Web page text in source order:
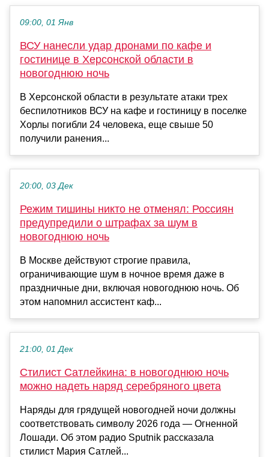
09:00, 01 Янв
ВСУ нанесли удар дронами по кафе и
гостинице в Херсонской области в
новогоднюю ночь
В Херсонской области в результате атаки трех
беспилотников ВСУ на кафе и гостиницу в поселке
Хорлы погибли 24 человека, еще свыше 50
получили ранения...
20:00, 03 Дек
Режим тишины никто не отменял: Россиян
предупредили о штрафах за шум в
новогоднюю ночь
В Москве действуют строгие правила,
ограничивающие шум в ночное время даже в
праздничные дни, включая новогоднюю ночь. Об
этом напомнил ассистент каф...
21:00, 01 Дек
Стилист Сатлейкина: в новогоднюю ночь
можно надеть наряд серебряного цвета
Наряды для грядущей новогодней ночи должны
соответствовать символу 2026 года — Огненной
Лошади. Об этом радио Sputnik рассказала
стилист Мария Сатлей...